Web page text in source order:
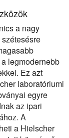
a nagy
legmodernebb
Ez azt
laboratóriumi
egyre
az ipari
A
a Hielscher